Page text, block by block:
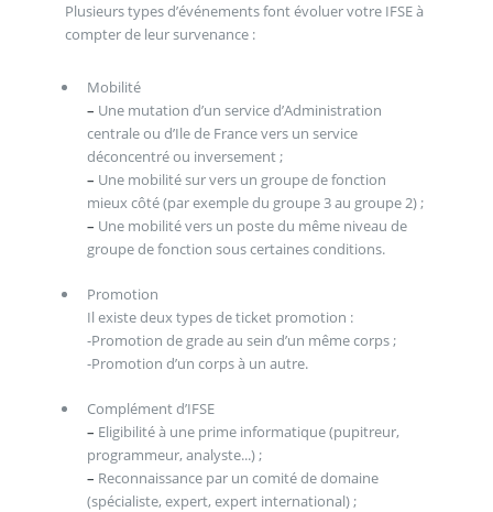
Plusieurs types d’événements font évoluer votre IFSE à
compter de leur survenance :
Mobilité
– Une mutation d’un service d’Administration
centrale ou d’Ile de France vers un service
déconcentré ou inversement ;
– Une mobilité sur vers un groupe de fonction
mieux côté (par exemple du groupe 3 au groupe 2) ;
– Une mobilité vers un poste du même niveau de
groupe de fonction sous certaines conditions.
Promotion
Il existe deux types de ticket promotion :
-Promotion de grade au sein d’un même corps ;
-Promotion d’un corps à un autre.
Complément d’IFSE
– Eligibilité à une prime informatique (pupitreur,
programmeur, analyste...) ;
– Reconnaissance par un comité de domaine
(spécialiste, expert, expert international) ;